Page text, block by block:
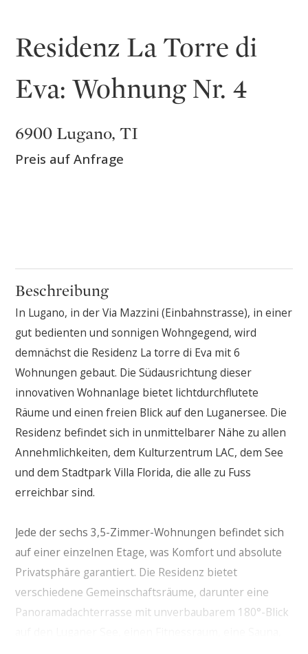
Residenz La Torre di
Eva: Wohnung Nr. 4
6900 Lugano, TI
Preis auf Anfrage
Beschreibung
In Lugano, in der Via Mazzini (Einbahnstrasse), in einer
gut bedienten und sonnigen Wohngegend, wird
demnächst die Residenz La torre di Eva mit 6
Wohnungen gebaut. Die Südausrichtung dieser
innovativen Wohnanlage bietet lichtdurchflutete
Räume und einen freien Blick auf den Luganersee. Die
Residenz befindet sich in unmittelbarer Nähe zu allen
Annehmlichkeiten, dem Kulturzentrum LAC, dem See
und dem Stadtpark Villa Florida, die alle zu Fuss
erreichbar sind.
Jede der sechs 3,5-Zimmer-Wohnungen befindet sich
auf einer einzelnen Etage, was Komfort und absolute
Privatsphäre garantiert. Die Residenz bietet
verschiedene Gemeinschaftsräume, darunter eine
Panoramadachterrasse mit unverbaubarem 180°-Blick